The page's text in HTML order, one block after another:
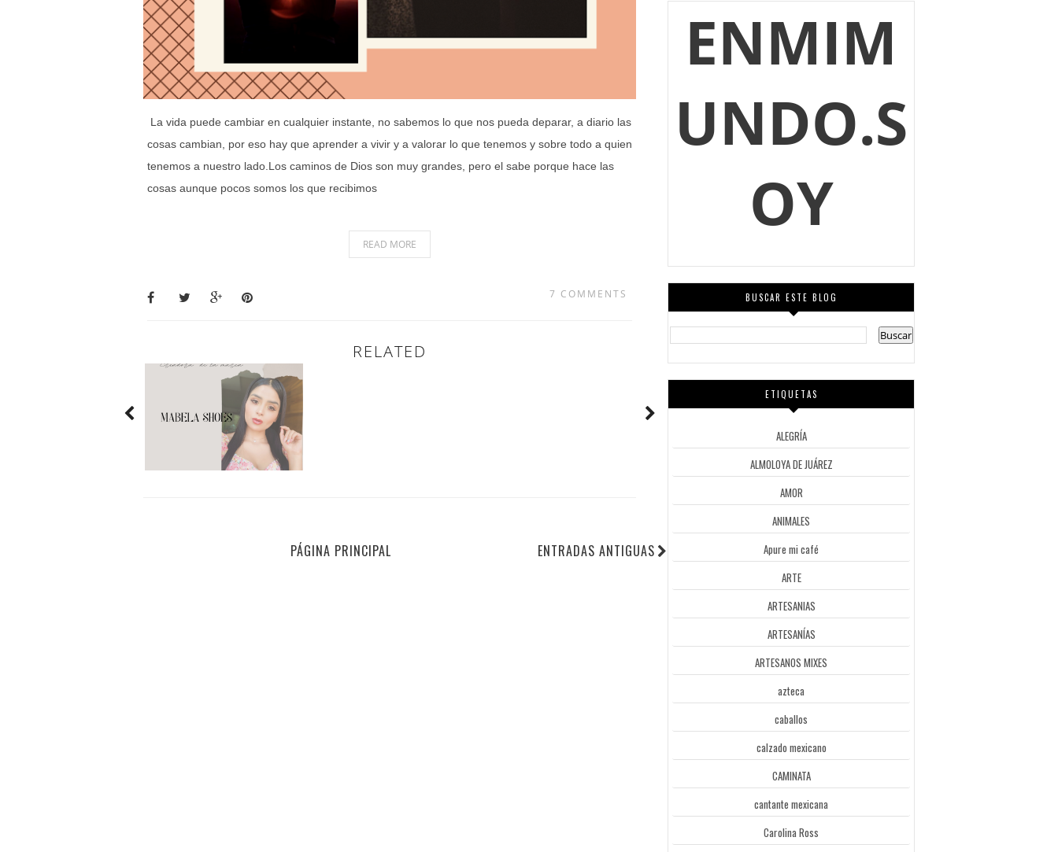
La vida puede cambiar en cualquier instante, no sabemos lo que nos pueda deparar, a diario las
cosas cambian, por eso hay que aprender a vivir y a valorar lo que tenemos y sobre todo a quien
tenemos a nuestro lado.Los caminos de Dios son muy grandes, pero el sabe porque hace las
cosas aunque pocos somos los que recibimos
READ MORE
7 COMMENTS
RELATED
ENTRADAS ANTIGUAS
PÁGINA PRINCIPAL
ENMIM
UNDO.S
OY
BUSCAR ESTE BLOG
ETIQUETAS
ALEGRÍA
ALMOLOYA DE JUÁREZ
AMOR
ANIMALES
Apure mi café
ARTE
ARTESANIAS
ARTESANÍAS
ARTESANOS MIXES
azteca
caballos
calzado mexicano
CAMINATA
cantante mexicana
Carolina Ross